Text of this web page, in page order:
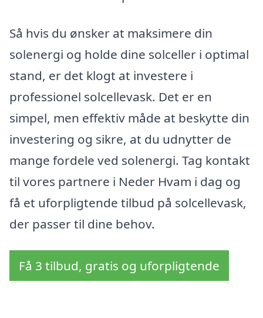
Så hvis du ønsker at maksimere din
solenergi og holde dine solceller i optimal
stand, er det klogt at investere i
professionel solcellevask. Det er en
simpel, men effektiv måde at beskytte din
investering og sikre, at du udnytter de
mange fordele ved solenergi. Tag kontakt
til vores partnere i Neder Hvam i dag og
få et uforpligtende tilbud på solcellevask,
der passer til dine behov.
Få 3 tilbud, gratis og uforpligtende